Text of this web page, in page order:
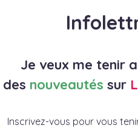
Je veux me tenir
des nouveautés sur
Inscrivez-vous pour vous